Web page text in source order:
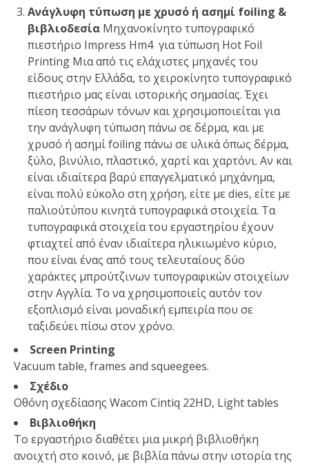
Ανάγλυφη τύπωση με χρυσό ή ασημί foiling &
βιβλιοδεσία Μηχανοκίνητο τυπογραφικό
πιεστήριο Impress Hm4 για τύπωση Hot Foil
Printing Μια από τις ελάχιστες μηχανές του
είδους στην Ελλάδα, το χειροκίνητο τυπογραφικό
πιεστήριο μας είναι ιστορικής σημασίας. Έχει
πίεση τεσσάρων τόνων και χρησιμοποιείται για
την ανάγλυφη τύπωση πάνω σε δέρμα, και με
χρυσό ή ασημίfoilingπάνω σε υλικά όπως δέρμα,
ξύλο, βινύλιο, πλαστικό, χαρτί και χαρτόνι. Αν και
είναι ιδιαίτερα βαρύ επαγγελματικό μηχάνημα,
είναι πολύ εύκολο στη χρήση, είτε μεdies, είτε με
παλιούτύπου κινητά τυπογραφικά στοιχεία. Τα
τυπογραφικά στοιχεία του εργαστηρίου έχουν
φτιαχτεί από έναν ιδιαίτερα ηλικιωμένο κύριο,
που είναι ένας από τους τελευταίους δύο
χαράκτες μπρούτζινων τυπογραφικών στοιχείων
στην Αγγλία. Το να χρησιμοποιείς αυτόν τον
εξοπλισμό είναι μοναδική εμπειρία που σε
ταξιδεύει πίσω στον χρόνο.
Screen Printing
Vacuum table, frames and squeegees.
Σχέδιo
Οθόνη σχεδίασης Wacom Cintiq 22HD, Light tables
Βιβλιοθήκη
Το εργαστήριο διαθέτει μια μικρή βιβλιοθήκη
ανοιχτή στο κοινό, με βιβλία πάνω στην ιστορία της